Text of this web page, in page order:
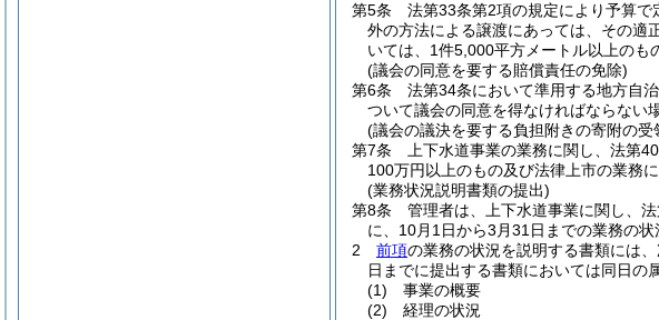
第5条
法第33条第2項の規定により予算
外の方法による譲渡にあっては、その適
いては、1件5,000平方メートル以上のも
(議会の同意を要する賠償責任の免除)
第6条
法第34条において準用する地方自
ついて議会の同意を得なければならない
(議会の議決を要する負担附きの寄附の受
第7条
上下水道事業の業務に関し、法第
100万円以上のもの及び法律上市の業務
(業務状況説明書類の提出)
第8条
管理者は、上下水道事業に関し、
に、10月1日から3月31日までの業務の
2
前項の業務の状況を説明する書類には
日までに提出する書類においては同日の
(1)
事業の概要
(2)
経理の状況